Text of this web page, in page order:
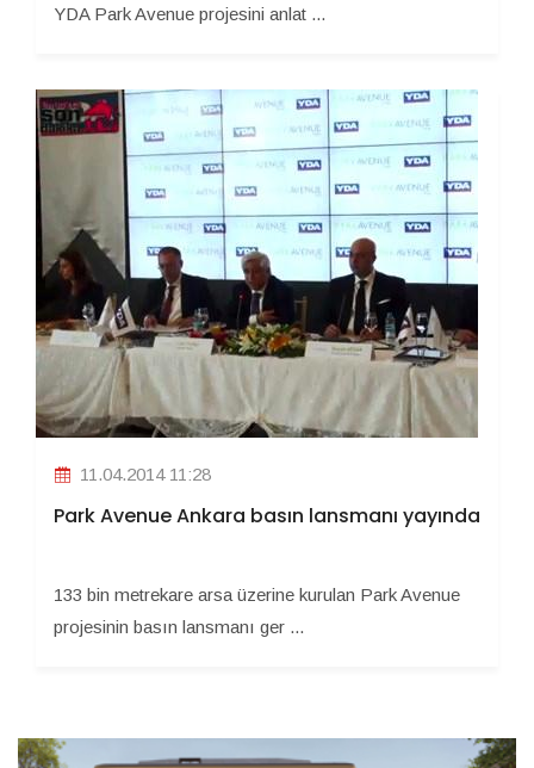
YDA Park Avenue projesini anlat ...
11.04.2014 11:28
Park Avenue Ankara basın lansmanı yayında
133 bin metrekare arsa üzerine kurulan Park Avenue
projesinin basın lansmanı ger ...